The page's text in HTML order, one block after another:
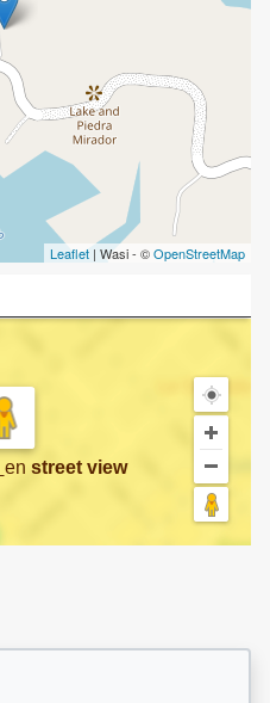
Leaflet | Wasi - ©OpenStreetMap
en street view